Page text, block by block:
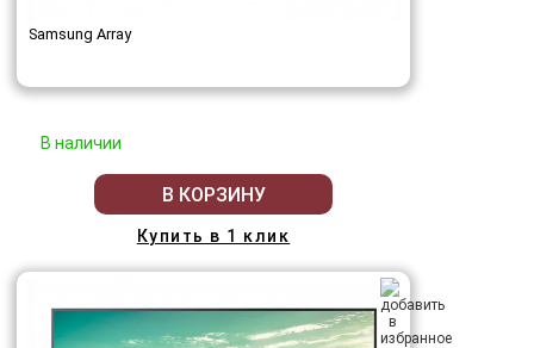
Samsung Array
В наличии
В КОРЗИНУ
Купить в 1 клик